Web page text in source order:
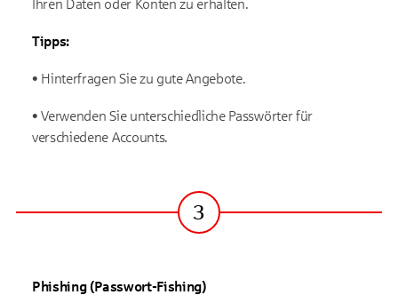
Ihren Daten oder Konten zu erhalten.
Tipps:
• Hinterfragen Sie zu gute Angebote.
• Verwenden Sie unterschiedliche Passwörter für
verschiedene Accounts.
Schritt
3
Phishing (Passwort-Fishing)